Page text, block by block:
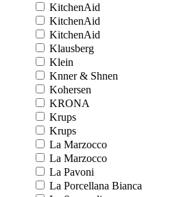
KitchenAid
KitchenAid
KitchenAid
Klausberg
Klein
Knner & Shnen
Kohersen
KRONA
Krups
Krups
La Marzocco
La Marzocco
La Pavoni
La Porcellana Bianca